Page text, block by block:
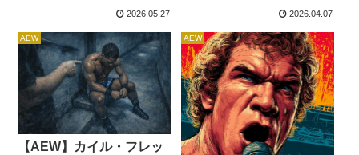
チームスポーツである」という
信念を持っています。AEWに活
動拠点を移した後、彼はマイ
ク・ベイリーとのタッグチーム
JetSpeedで大活躍。未来のビッ
グスター候補として注目を浴
び、先日のPPV・Double or
Nothingでヒールターンして...
2026.05.27
して波に乗り続け、TNT王座を
彼にとって痛恨です。Kyle
Fletcher landed bad on his leg
#AEWCollison pic...
2026.04.07
AEW
【AEW】カイル・フレッ
AEW